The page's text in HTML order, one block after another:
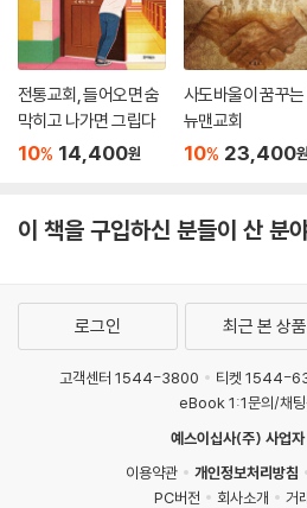
전통교회, 들어오면 숨
막히고 나가면 그립다
10% 14,400원
사도바울이 꿈꾸는
뉴맨교회
10% 23,400원
이 책을 구입하신 분들이 산 분
로그인 최근 본 상품
고객센터 1544-3800 티켓 1544-
eBook 1:1문의/채팅
예스이십사(주) 사업자
이용약관
개인정보처리방침
PC버전
회사소개 거